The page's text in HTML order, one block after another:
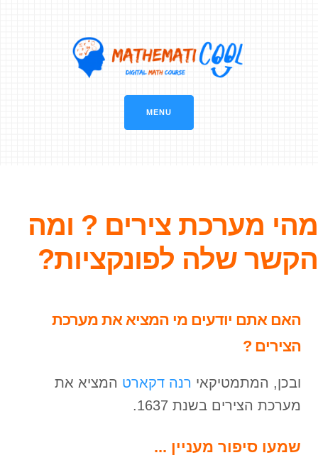
MENU
מהי מערכת צירים ? ומה
הקשר שלה לפונקציות?
האם אתם יודעים מי המציא את מערכת
הצירים ?
ובכן, המתמטיקאי רנה דקארט המציא את
מערכת הצירים בשנת 1637.
שמעו סיפור מעניין ...